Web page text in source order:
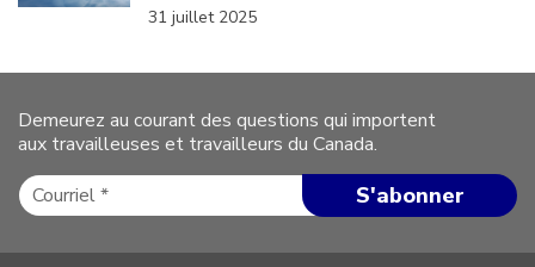
31 juillet 2025
Demeurez au courant des questions qui importent
aux travailleuses et travailleurs du Canada.